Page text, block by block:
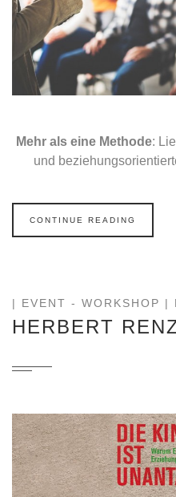
Mehr als eine Methode:
und
CONTINUE READING
| EVENT - WORKSHOP |
HERBERT